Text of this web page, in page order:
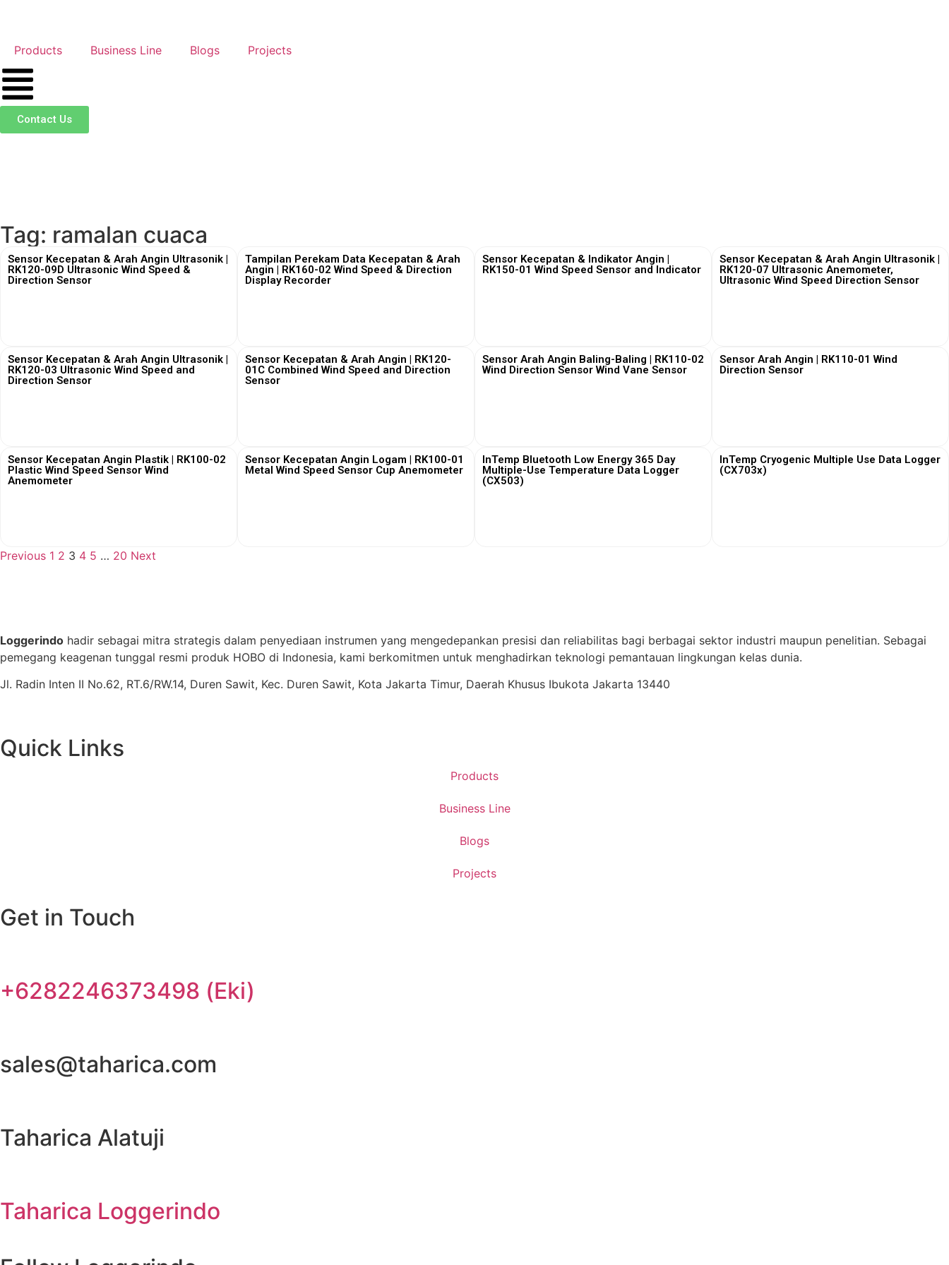
Products Business Line Blogs Projects
Contact Us
Tag: ramalan cuaca
Sensor Kecepatan & Arah Angin Ultrasonik |
RK120-09D Ultrasonic Wind Speed &
Direction Sensor
Tampilan Perekam Data Kecepatan & Arah
Angin | RK160-02 Wind Speed & Direction
Display Recorder
Sensor Kecepatan & Indikator Angin |
RK150-01 Wind Speed Sensor and Indicator
Sensor Kecepatan & Arah Angin Ultrasonik |
RK120-07 Ultrasonic Anemometer,
Ultrasonic Wind Speed Direction Sensor
Sensor Kecepatan & Arah Angin Ultrasonik |
RK120-03 Ultrasonic Wind Speed and
Direction Sensor
Sensor Kecepatan & Arah Angin | RK120-
01C Combined Wind Speed and Direction
Sensor
Sensor Arah Angin Baling-Baling | RK110-02
Wind Direction Sensor Wind Vane Sensor
Sensor Arah Angin | RK110-01 Wind
Direction Sensor
Sensor Kecepatan Angin Plastik | RK100-02
Plastic Wind Speed Sensor Wind
Anemometer
Sensor Kecepatan Angin Logam | RK100-01
Metal Wind Speed Sensor Cup Anemometer
InTemp Bluetooth Low Energy 365 Day
Multiple-Use Temperature Data Logger
(CX503)
InTemp Cryogenic Multiple Use Data Logger
(CX703x)
Previous 1 2 3 4 5 … 20 Next
Loggerindo hadir sebagai mitra strategis dalam penyediaan instrumen yang mengedepankan presisi dan reliabilitas bagi berbagai sektor industri maupun penelitian. Sebagai
pemegang keagenan tunggal resmi produk HOBO di Indonesia, kami berkomitmen untuk menghadirkan teknologi pemantauan lingkungan kelas dunia.
Jl. Radin Inten II No.62, RT.6/RW.14, Duren Sawit, Kec. Duren Sawit, Kota Jakarta Timur, Daerah Khusus Ibukota Jakarta 13440
Quick Links
Products
Business Line
Blogs
Projects
Get in Touch
+6282246373498 (Eki)
sales@taharica.com
Taharica Alatuji
Taharica Loggerindo